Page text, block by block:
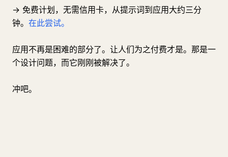
→ 免费计划，无需信用卡，从提示词到应用大约三分
钟。 在此尝试。
应用不再是困难的部分了。让人们为之付费才是。那是一
个设计问题，而它刚刚被解决了。
冲吧。